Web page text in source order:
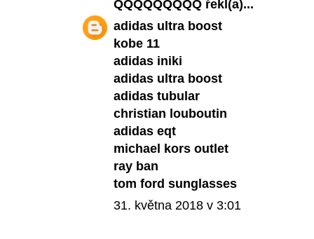
QQQQQQQQQ řekl(a)...
adidas ultra boost
kobe 11
adidas iniki
adidas ultra boost
adidas tubular
christian louboutin
adidas eqt
michael kors outlet
ray ban
tom ford sunglasses
31. května 2018 v 3:01